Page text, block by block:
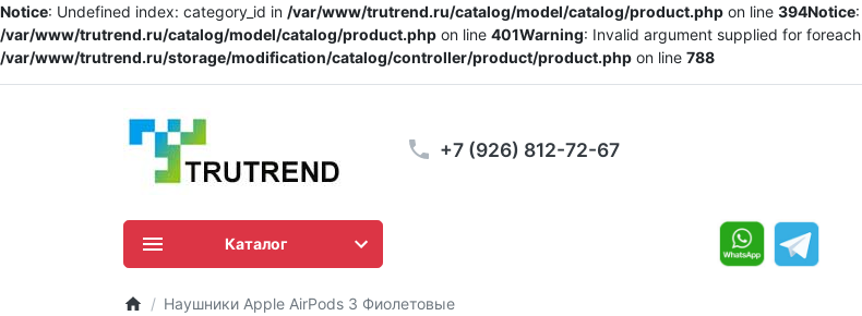
Notice: Undefined index: category_id in /var/www/trutrend.ru/catalog/model/catalog/product.php on line 394Notice
/var/www/trutrend.ru/catalog/model/catalog/product.php on line 401Warning: Invalid argument supplied for
/var/www/trutrend.ru/storage/modification/catalog/controller/product/product.php on line 788
+7 (926) 812-72-67
Каталог
Наушники Apple AirPods 3 Фиолетовые